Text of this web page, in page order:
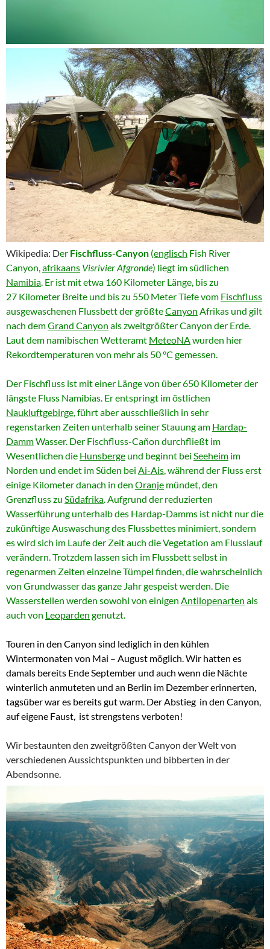
Wikipedia: Der Fischfluss-Canyon (englisch Fish River
Canyon afrikaans Visrivier Afgronde) liegt im südlichen
Namibia . Er ist mit etwa 160 Kilometer Länge, bis zu
27 Kilometer Breite und bis zu 550 Meter Tiefe vom Fischfluss
ausgewaschenen Flussbett der größteCanyon Afrikas und gilt
nach demGrand Canyon als zweitgrößter Canyon der Erde.
Laut dem namibischen Wetteramt MeteoNA wurden hier
Rekordtemperaturen von mehr als 50 °C gemessen.
Der Fischfluss ist mit einer Länge von über 650 Kilometer der
längste Fluss Namibias. Er entspringt im östlichen
Naukluftgebirge , führt aber ausschließlich in sehr
regenstarken Zeiten unterhalb seiner Stauung am Hardap-
DammWasser. Der Fischfluss-Cañon durchfließt im
Wesentlichen die Hunsberge und beginnt bei Seeheim im
Norden und endet im Süden bei Ai-Ais , während der Fluss erst
einige Kilometer danach in den Oranje mündet, den
Grenzfluss zu Südafrika . Aufgrund der reduzierten
Wasserführung unterhalb des Hardap-Damms ist nicht nur die
zukünftige Auswaschung des Flussbettes minimiert, sondern
es wird sich im Laufe der Zeit auch die Vegetation am Flusslauf
verändern. Trotzdem lassen sich im Flussbett selbst in
regenarmen Zeiten einzelne Tümpel finden, die wahrscheinlich
von Grundwasser das ganze Jahr gespeist werden. Die
Wasserstellen werden sowohl von einigen Antilopenarten als
auch von Leoparden genutzt.
Touren in den Canyon sind lediglich in den kühlen
Wintermonaten von Mai – August möglich. Wir hatten es
damals bereits Ende September und auch wenn die Nächte
winterlich anmuteten und an Berlin im Dezember erinnerten,
tagsüber war es bereits gut warm. Der Abstieg in den Canyon,
auf eigene Faust, ist strengstens verboten!
Wir bestaunten den zweitgrößten Canyon der Welt von
verschiedenen Aussichtspunkten und bibberten in der
Abendsonne.